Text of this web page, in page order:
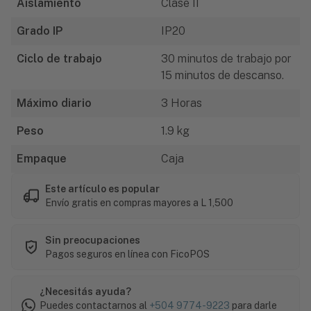
Aislamiento Clase II
Grado IP IP20
Ciclo de trabajo
30 minutos de trabajo por
15 minutos de descanso.
Máximo diario 3 Horas
Peso 1.9 kg
Empaque Caja
Este artículo es popular
Envío gratis en compras mayores a L 1,500
Sin preocupaciones
Pagos seguros en línea con FicoPOS
¿Necesitás ayuda?
Puedes contactarnos al +504 9774-9223 para darle